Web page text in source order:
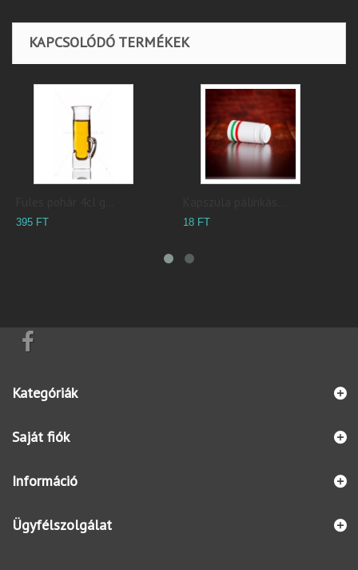
KAPCSOLÓDÓ TERMÉKEK
Kategóriák
Saját fiók
Információ
Ügyfélszolgálat